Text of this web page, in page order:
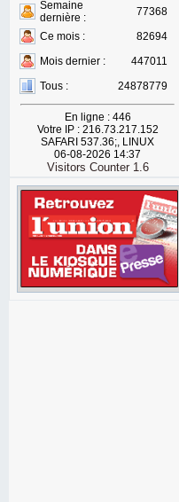
Semaine
dernière :
77368
Ce mois :
82694
Mois dernier :
447011
Tous :
24878779
En ligne : 446
Votre IP : 216.73.217.152
SAFARI 537.36;, LINUX
06-08-2026 14:37
Visitors Counter 1.6